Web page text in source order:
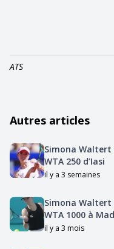
ATS
Autres articles
Simona Waltert
WTA 250 d’Iasi
il y a 3 semaines
Simona
WTA 1000 à
il y a 3 mois